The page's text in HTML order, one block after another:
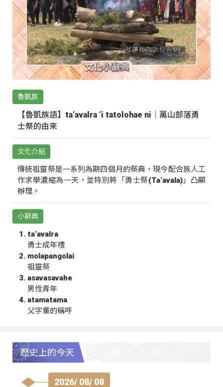
魯凱族
【魯凱族語】ta‘avalra ‘i tatolohae ni｜萬山部落勇
士祭的由來
文化介紹
傳統祖靈祭是一系列為期四個月的祭典，現今配合族人工
作求學濃縮為一天，並特別將「勇士祭(Ta‘avala)」凸顯
辦理。
小辭典
ta‘avalra
勇士成年禮
molapangolai
祖靈祭
asavasavahe
男性青年
atamatama
父字輩的稱呼
歷史上的今天
2026/ 08/ 08